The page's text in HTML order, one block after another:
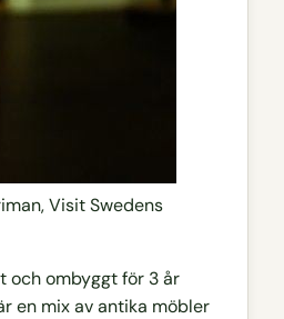
Visit Swedens
och ombyggt för 3 år
en mix av antika möbler